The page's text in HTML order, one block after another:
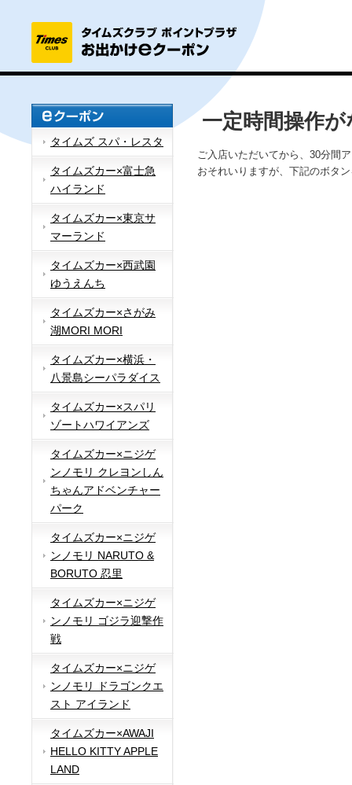
タイムズ スパ・レスタ
タイムズカー×富士急
ハイランド
タイムズカー×東京サ
マーランド
タイムズカー×西武園
ゆうえんち
タイムズカー×さがみ
湖MORI MORI
タイムズカー×横浜・
八景島シーパラダイス
タイムズカー×スパリ
ゾートハワイアンズ
タイムズカー×ニジゲ
ンノモリ クレヨンしん
ちゃんアドベンチャー
パーク
タイムズカー×ニジゲ
ンノモリ NARUTO &
BORUTO 忍里
タイムズカー×ニジゲ
ンノモリ ゴジラ迎撃作
戦
タイムズカー×ニジゲ
ンノモリ ドラゴンクエ
スト アイランド
タイムズカー×AWAJI
HELLO KITTY APPLE
LAND
一定時間操作
ご入店いただいてから、30分間
おそれいりますが、下記のボタ